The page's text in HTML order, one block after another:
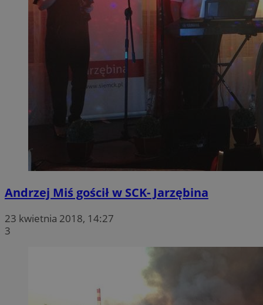
Andrzej Miś gościł w SCK- Jarzębina
23 kwietnia 2018, 14:27
3